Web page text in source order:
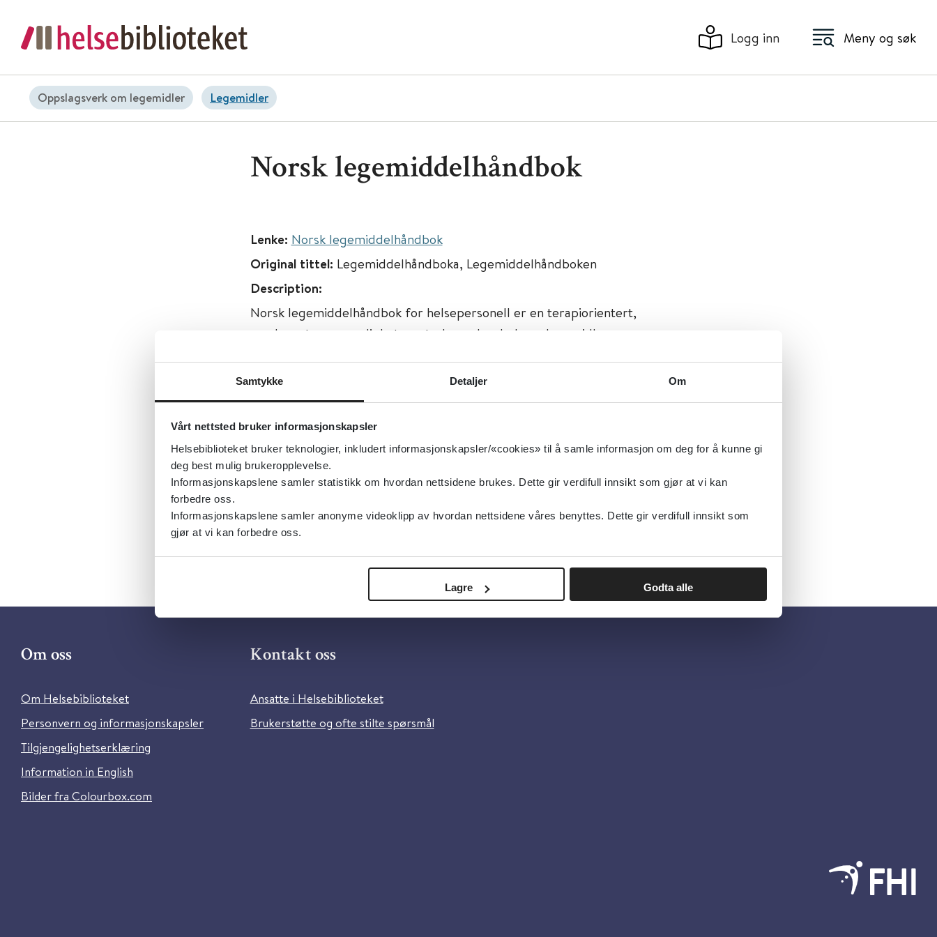
Samtykke Detaljer Om
Vårt nettsted bruker informasjonskapsler
Helsebiblioteket bruker teknologier, inkludert informasjonskapsler/«cookies» til å samle informasjon om deg for å kunne gi
deg best mulig brukeropplevelse.
Informasjonskapslene samler statistikk om hvordan nettsidene brukes. Dette gir verdifull innsikt som gjør at vi kan
forbedre oss.
Informasjonskapslene samler anonyme videoklipp av hvordan nettsidene våres benyttes. Dette gir verdifull innsikt som
gjør at vi kan forbedre oss.
Lagre Godta alle
Logg inn Meny og søk
Oppslagsverk om legemidler Legemidler
Norsk legemiddelhåndbok
Lenke: Norsk legemiddelhåndbok
Original tittel: Legemiddelhåndboka, Legemiddelhåndboken
Description:
Norsk legemiddelhåndbok for helsepersonell er en terapiorientert,
produsent- og myndighetsnøytral oppslagsbok om legemidler som
Tema: Oppslagsverk om legemidler, Legemidler
Dokumenttype: Oppslagsverk
Utgiver:Norsk legemiddelhåndbok
Språk:Norsk
Om oss
Om Helsebiblioteket
Personvern og informasjonskapsler
Tilgjengelighetserklæring
Information in English
Bilder fra Colourbox.com
Kontakt oss
Ansatte i Helsebiblioteket
Brukerstøtte og ofte stilte spørsmål